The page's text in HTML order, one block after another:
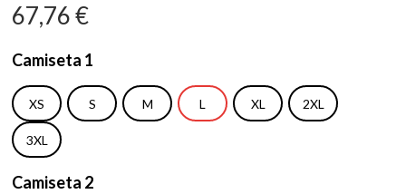
67,76€
Camiseta 1
XS S M L XL 2XL
3XL
Camiseta 2